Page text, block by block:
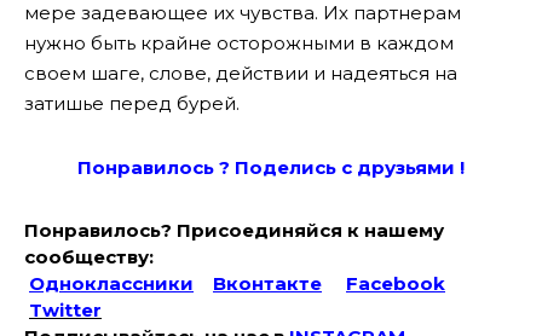
мере задевающее их чувства. Их партнерам
нужно быть крайне осторожными в каждом
своем шаге, слове, действии и надеяться на
затишье перед бурей.
Понравилось ? Поделись с друзьями !
Понравилось? Присоединяйся к нашему
сообществу:
Одноклассники
Вконтакте
Facebook
Twitter